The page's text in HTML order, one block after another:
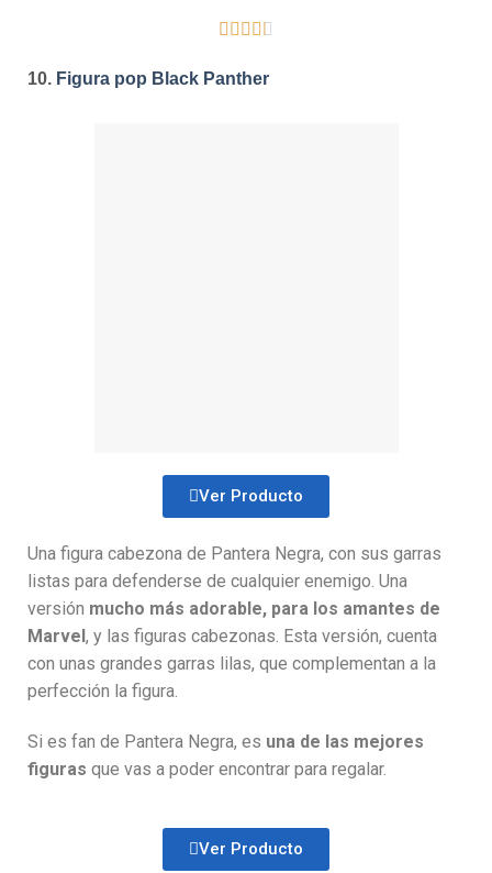
    
10. Figura pop Black Panther
Ver Producto
Una figura cabezona de Pantera Negra, con sus garras
listas para defenderse de cualquier enemigo. Una
versión mucho más adorable, para los amantes de
Marvel , y las figuras cabezonas. Esta versión, cuenta
con unas grandes garras lilas, que complementan a la
perfección la figura.
Si es fan de Pantera Negra, es una de las mejores
figuras que vas a poder encontrar para regalar.
Ver Producto